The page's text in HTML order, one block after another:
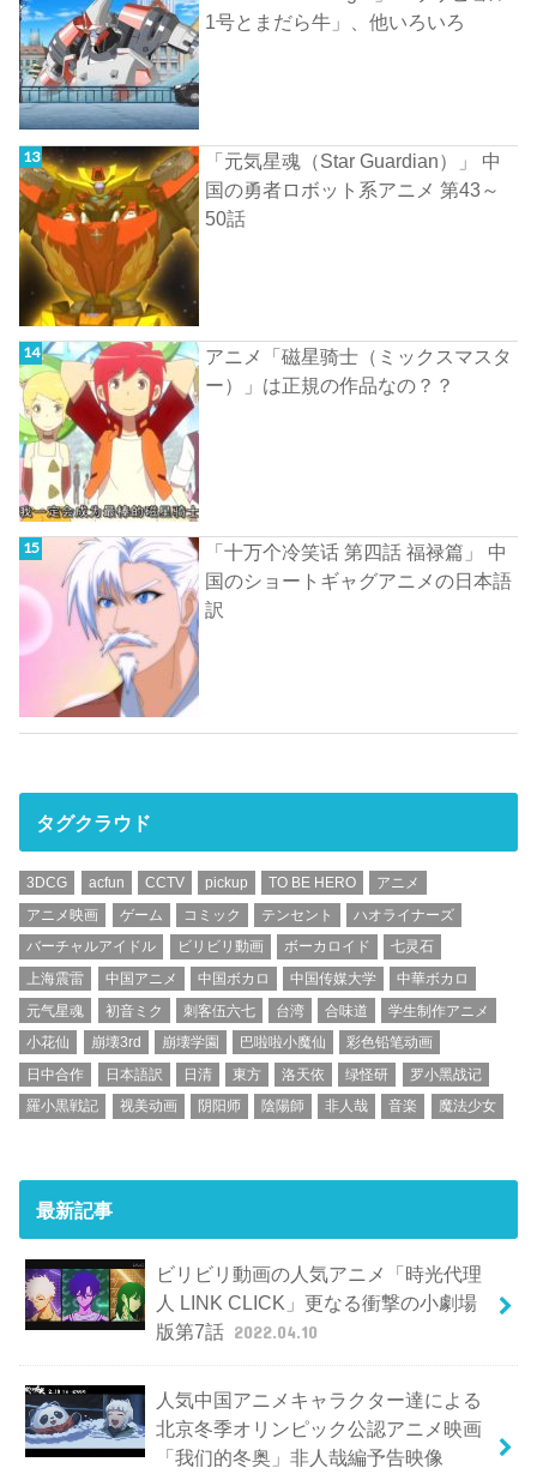
1号とまだら牛」、他いろいろ
「元気星魂（Star Guardian）」 中
国の勇者ロボット系アニメ 第43～
50話
アニメ「磁星骑士（ミックスマスタ
ー）」は正規の作品なの？？
「十万个冷笑话 第四話 福禄篇」 中
国のショートギャグアニメの日本語
訳
タグクラウド
3DCG acfun CCTV pickup TO BE HERO
アニメ
アニメ映画
ゲーム コミック テンセント
ハオライナーズ
バーチャルアイドル
ビリビリ動画 ボーカロイド
七灵石
上海震雷
中国アニメ 中国ボカロ 中国传媒大学
中華ボカロ
元气星魂
初音ミク 刺客伍六七 台湾 合味道
学生制作アニメ
小花仙
崩壊3rd 崩壊学園 巴啦啦小魔仙
彩色铅笔动画
日中合作
日本語訳 日清 東方 洛天依 绿怪研
罗小黑战记
羅小黒戦記
视美动画 阴阳师 陰陽師 非人哉 音楽 魔法少女
最新記事
ビリビリ動画の人気アニメ「時光代理
人 LINK CLICK」更なる衝撃の小劇場
版第7話 2022.04.10
人気中国アニメキャラクター達による
北京冬季オリンピック公認アニメ映画
「我们的冬奥」非人哉編予告映像